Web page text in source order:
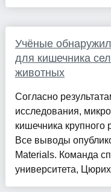
Учёные
для кишечника
животных
Согласно
исследования,
кишечника крупного
Все выводы
Materials. Команда
университета,